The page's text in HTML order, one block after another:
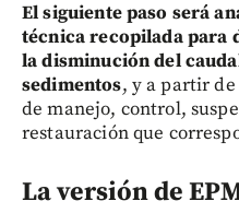
El siguiente paso será
técnica recopilada para
la disminución del
sedimentos, y a partir
de manejo, control,
restauración que
La versión de